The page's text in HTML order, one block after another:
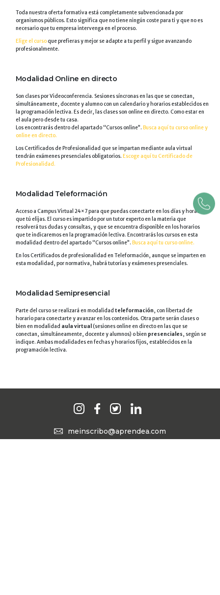
Toda nuestra oferta formativa está completamente subvencionada por
organismos públicos. Esto significa que no tiene ningún coste para ti y que no es
necesario que tu empresa intervenga en el proceso.
Elige el cursoque prefieras y mejor se adapte a tu perfil y sigue avanzando
profesionalmente.
Modalidad Online en directo
Son clases por Videoconferencia. Sesiones síncronas en las que se conectan,
simultáneamente, docente y alumno con un calendario y horarios establecidos en
la programación lectiva. Es decir, las clases son online en directo. Como estar en
el aula pero desde tu casa.
Los encontrarás dentro del apartado “Cursos online”. Busca aquí tu curso online y
online en directo.
Los Certificados de Profesionalidad que se impartan mediante aula virtual
tendrán exámenes presenciales obligatorios. Escoge aquí tu Certificado de
Profesionalidad.
Modalidad Teleformación
Acceso a Campus Virtual 24×7 para que puedas conectarte en los días y horas
que tú elijas. El curso es impartido por un tutor experto en la materia que
resolverá tus dudas y consultas, y que se encuentra disponible en los horarios
que te indicaremos en la programación lectiva. Encontrarás los cursos en esta
modalidad dentro del apartado “Cursos online”. Busca aquí tu curso online.
En los Certificados de profesionalidad en Teleformación, aunque se imparten en
esta modalidad, por normativa, habrá tutorías y exámenes presenciales.
Modalidad Semipresencial
Parte del curso se realizará en modalidad teleformación, con libertad de
horario para conectarte y avanzar en los contenidos. Otra parte serán clases o
bien en modalidad aula virtual (sesiones online en directo en las que se
conectan, simultáneamente, docente y alumnos) o bien presenciales, según se
indique. Ambas modalidades en fechas y horarios fijos, establecidos en la
programación lectiva.
meinscribo@aprendea.com